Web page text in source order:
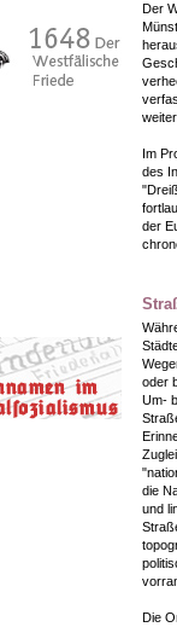
Der
Im
des
der
oder
Um-
die
und
Die